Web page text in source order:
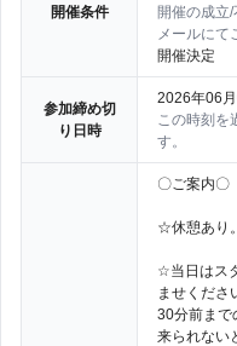
開催条件
開催の成立
メールにて
開催決定
参加締め切
り日時
2026年06
この時刻を
す。
〇ご案内〇
☆休憩あり
☆当日はス
ませくださ
30分前まで
来られない